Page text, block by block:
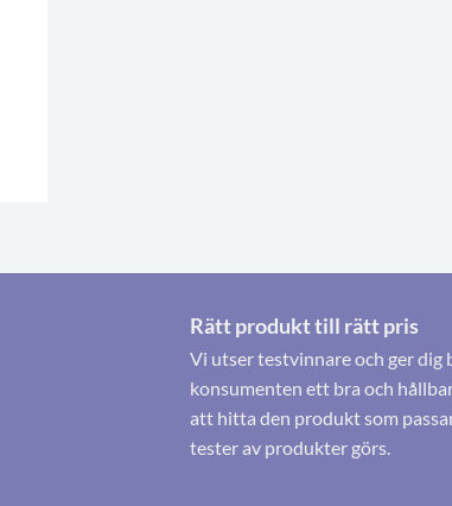
Rätt produkt till rätt pris
Vi utser testvinnare och ger
konsumenten ett bra och
att hitta den produkt som
tester av produkter görs.